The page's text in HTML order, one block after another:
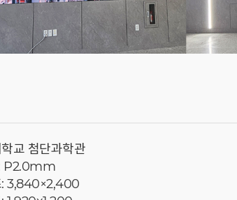
교 첨단과학관
P2.0mm
: 3,840×2,400